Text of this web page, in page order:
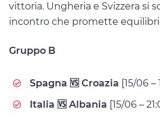
vittoria. Ungheria e Svizzera si
incontro che promette
Gruppo B
Spagna 🆚 Croazia [15/06 –
Italia 🆚 Albania [15/06 –